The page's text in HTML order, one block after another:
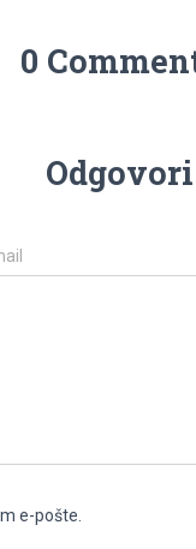
0
Odgovori
e-pošte.